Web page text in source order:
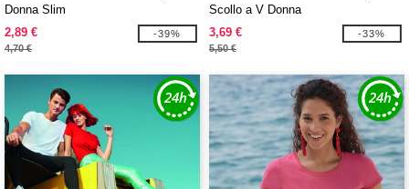
Donna Slim
2,89 €
4,70 €
-39%
Scollo a V Donna
3,69 €
5,50 €
-33%